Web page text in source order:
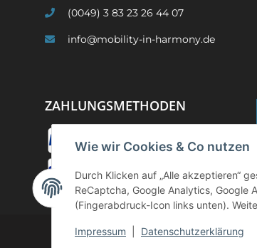
Wie wir Cookies & Co nutzen
Durch Klicken auf „Alle akzeptieren“
ReCaptcha, Google Analytics, Google
(Fingerabdruck-Icon links unten).
Impressum Datenschutzerklärung
(0049) 3 83 23 26 44 07
info@mobility-in-harmony.de
ZAHLUNGSMETHODEN